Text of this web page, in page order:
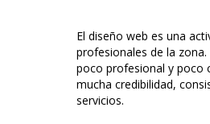
El diseño web es una
profesionales de la
poco profesional y poco
mucha credibilidad,
servicios.